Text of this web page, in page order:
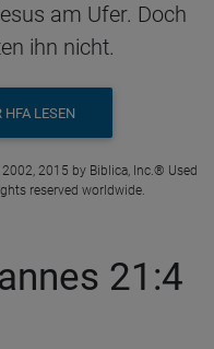
am Ufer. Doch
ihn nicht.
LESEN
2015 by Biblica, Inc.® Used
reserved worldwide.
21:4